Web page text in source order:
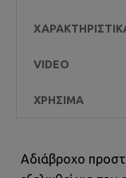
VIDEO
ΧΡΉΣΙΜΑ
Αδιάβροχο